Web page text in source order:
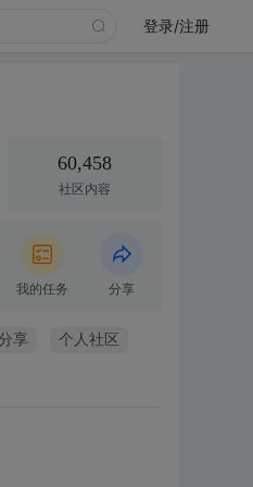
登录/注册
60,458
社区内容
我的任务 分享
享 个人社区